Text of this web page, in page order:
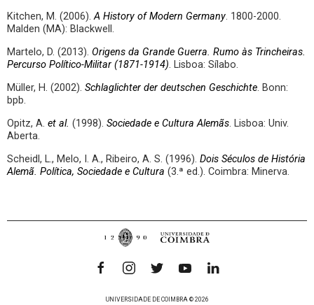
Kitchen, M. (2006).A History of Modern Germany. 1800-2000.
Malden (MA): Blackwell.
Martelo, D. (2013). Origens da Grande Guerra. Rumo às Trincheiras.
Percurso Político-Militar (1871-1914). Lisboa: Sílabo.
Müller, H. (2002). Schlaglichter der deutschen Geschichte. Bonn:
bpb.
Opitz, A. et al. (1998). Sociedade e Cultura Alemãs. Lisboa: Univ.
Aberta.
Scheidl, L., Melo, I. A., Ribeiro, A. S. (1996). Dois Séculos de História
Alemã. Política, Sociedade e Cultura (3.ª ed.). Coimbra: Minerva.
UNIVERSIDADE DE COIMBRA © 2026